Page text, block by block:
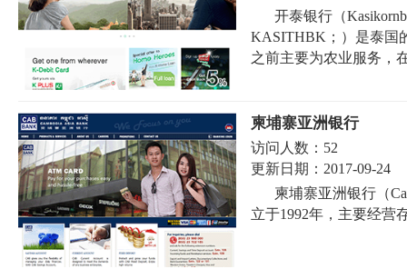
开泰银行（
KASITHBK；）是泰国
之前主要为农业服务，
柬埔寨亚洲银行
访问人数： 52
更新日期： 2017-09-24
柬埔寨亚洲银行（
立于1992年，主要经营